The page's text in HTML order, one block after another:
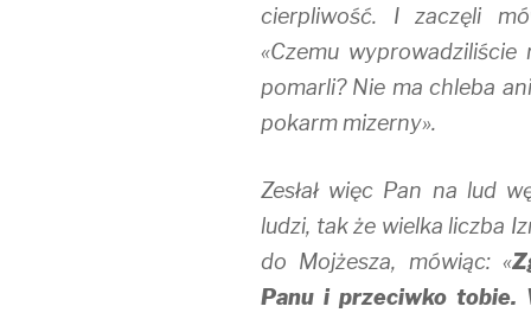
cierpliwość. I zaczęli
«Czemu
pomarli? Nie ma chleba
pokarm mizerny».
Zesłał więc Pan na lud
ludzi, tak że wielka liczba
do Mojżesza, mówiąc: «
Panu i przeciwko tobie.